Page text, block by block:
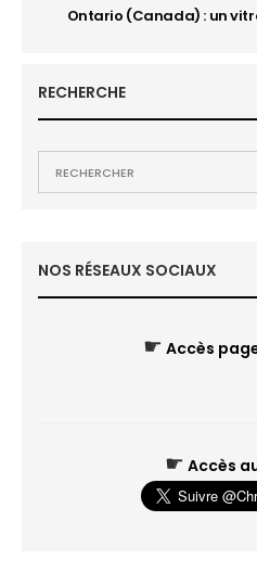
Ontario (Canada) : un
RECHERCHE
NOS RÉSEAUX SOCIAUX
☛ Accès
☛ Accès